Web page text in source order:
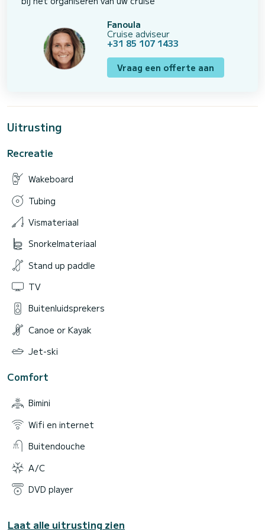
Fanoula
Cruise adviseur
+31 85 107 1433
Vraag een offerte aan
Uitrusting
Recreatie
Wakeboard
Tubing
Vismateriaal
Snorkelmateriaal
Stand up paddle
TV
Buitenluidsprekers
Canoe or Kayak
Jet-ski
Comfort
Bimini
Wifi en internet
Buitendouche
A/C
DVD player
Laat alle uitrusting zien